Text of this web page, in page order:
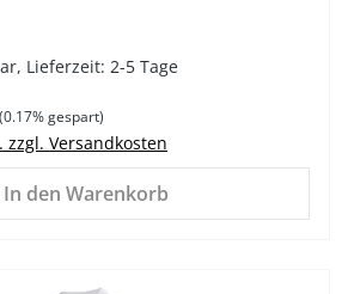
Lieferzeit: 2-5 Tage
Preis:
(0.17% gespart)
zzgl. Versandkosten
In den Warenkorb